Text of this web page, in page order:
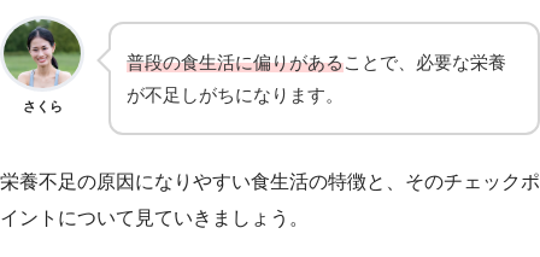
さくら
普段の食生活に偏りがあることで、必要な栄養
が不足しがちになります。
栄養不足の原因になりやすい食生活の特徴と、そのチェックポ
イントについて見ていきましょう。